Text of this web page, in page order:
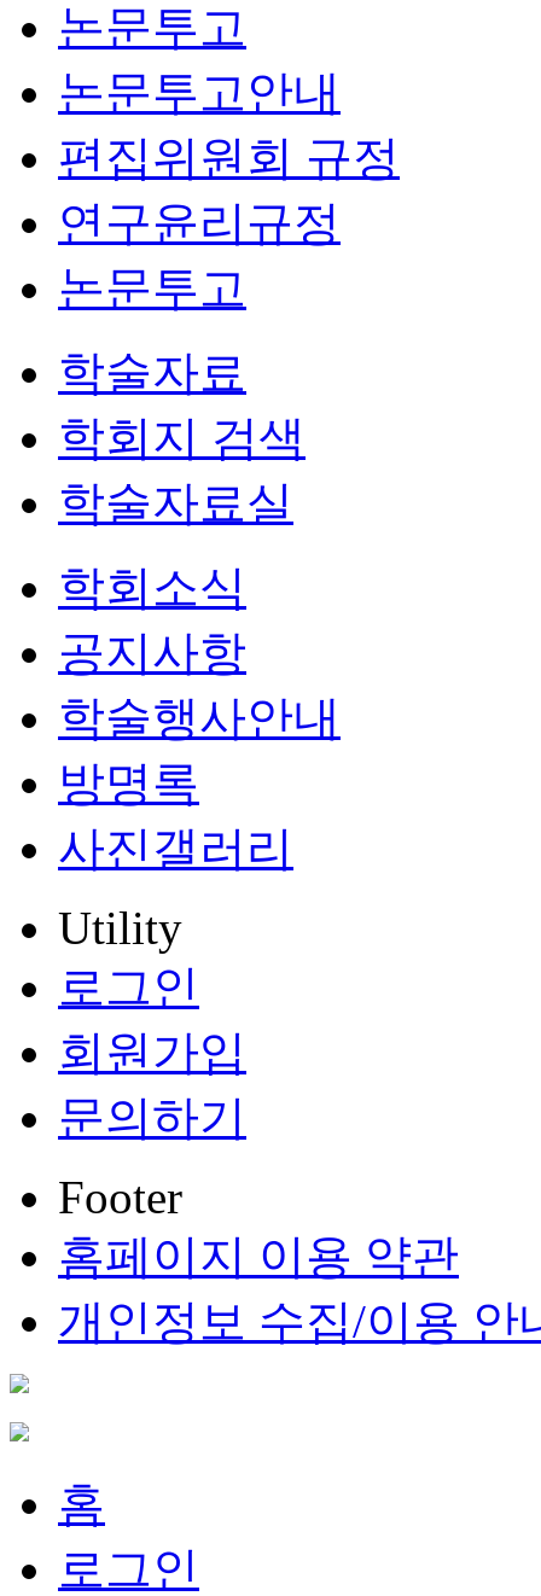
논문투고
논문투고안내
편집위원회 규정
연구윤리규정
논문투고
학술자료
학회지 검색
학술자료실
학회소식
공지사항
학술행사안내
방명록
사진갤러리
Utility
로그인
회원가입
문의하기
Footer
홈페이지 이용 약관
개인정보 수집/이용 안
홈
로그인